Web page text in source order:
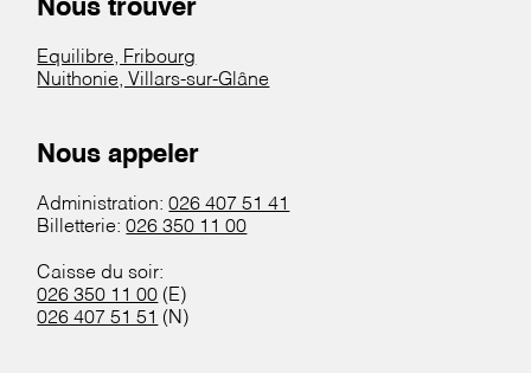
Nous trouver
Equilibre, Fribourg
Nuithonie, Villars-sur-Glâne
Nous appeler
Administration:026 407 51 41
Billetterie:026 350 11 00
Caisse du soir:
026 350 11 00 (E)
026 407 51 51 (N)